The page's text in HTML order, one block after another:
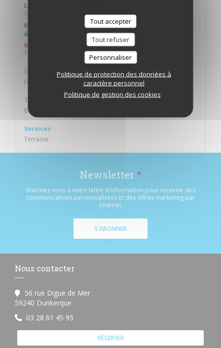
Tout accepter
Tout refuser
Personnaliser
Politique de protection des données à
caractère personnel
Politique de gestion des cookies
Lundi
11h45 - 18h00
Mardi
Mer
11h45 - 21h00
Cuisine
Française
Type de restaurant
Brasserie
Services
Terrasse
Newsletter *
Inscrivez-vous à notre lettre d'information pour recevoir des
communications personnalisées et des offres marketing par
courriel.
S'ABONNER
Nous contacter
56 rue Digue de Mer
59240 Dunkerque
03 28 61 45 95
RÉSERVER